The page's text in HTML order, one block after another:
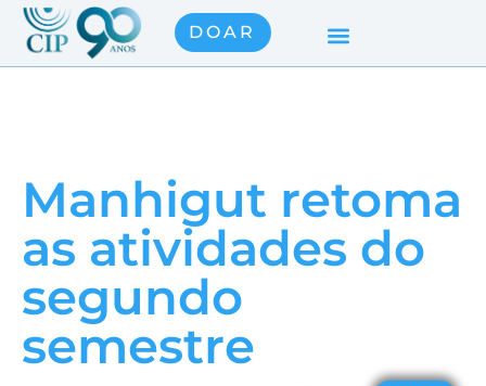
DOAR
Manhigut retoma
as atividades do
segundo
semestre